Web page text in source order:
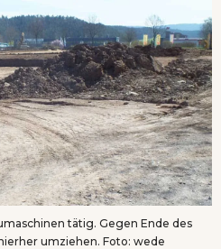
tätig. Gegen Ende des
umziehen. Foto: wede